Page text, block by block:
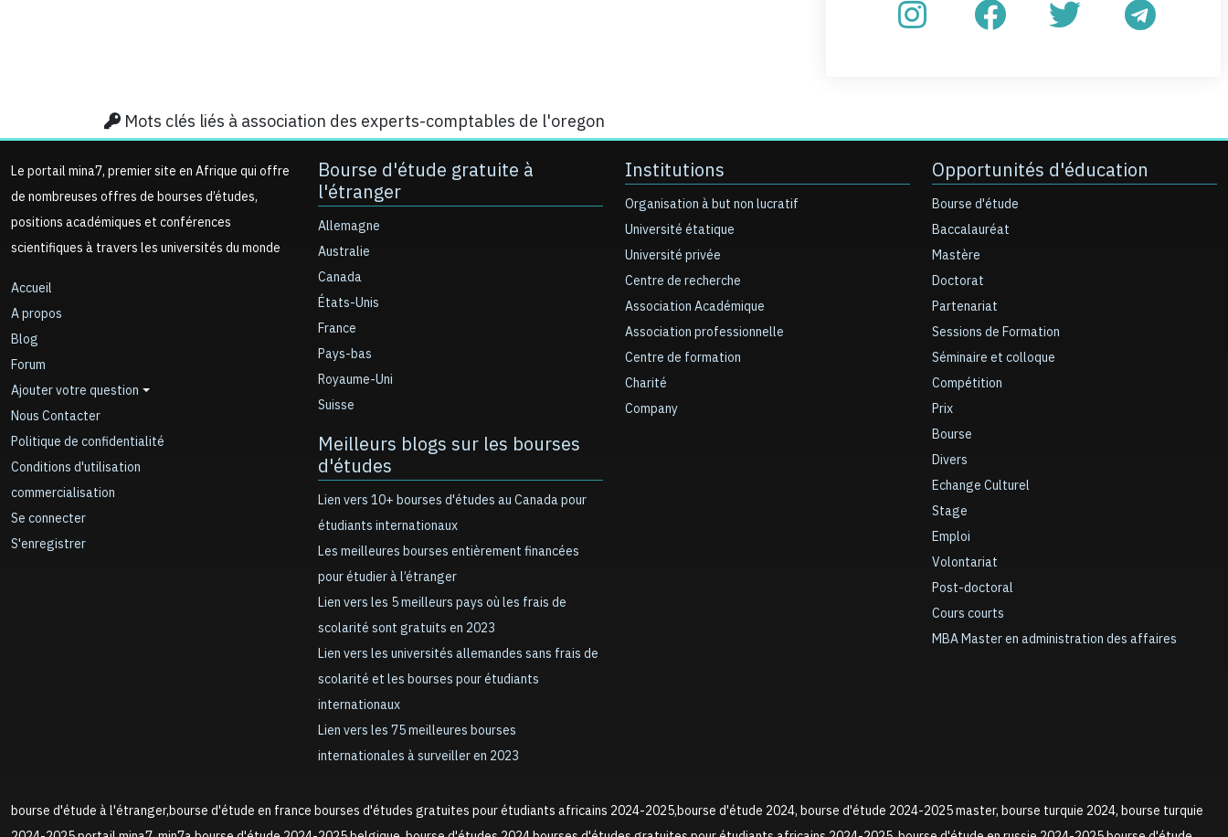
Mots clés liés à association des experts-comptables de l'oregon
Le portail mina7, premier site en Afrique qui offre
de nombreuses offres de bourses d’études,
positions académiques et conférences
scientifiques à travers les universités du monde
Accueil
A propos
Blog
Forum
Ajouter votre question
Nous Contacter
Politique de confidentialité
Conditions d'utilisation
commercialisation
Se connecter
S'enregistrer
Bourse d'étude gratuite à
l'étranger
Allemagne
Australie
Canada
États-Unis
France
Pays-bas
Royaume-Uni
Suisse
Meilleurs blogs sur les bourses
d'études
Lien vers 10+ bourses d'études au Canada pour
étudiants internationaux
Les meilleures bourses entièrement financées
pour étudier à l’étranger
Lien vers les 5 meilleurs pays où les frais de
scolarité sont gratuits en 2023
Lien vers les universités allemandes sans frais de
scolarité et les bourses pour étudiants
internationaux
Lien vers les 75 meilleures bourses
internationales à surveiller en 2023
Institutions
Organisation à but non lucratif
Université étatique
Université privée
Centre de recherche
Association Académique
Association professionnelle
Centre de formation
Charité
Company
Opportunités d'éducation
Bourse d'étude
Baccalauréat
Mastère
Doctorat
Partenariat
Sessions de Formation
Séminaire et colloque
Compétition
Prix
Bourse
Divers
Echange Culturel
Stage
Emploi
Volontariat
Post-doctoral
Cours courts
MBA Master en administration des affaires
bourse d'étude à l'étranger,bourse d'étude en france bourses d'études gratuites pour étudiants africains 2024-2025,bourse d'étude 2024, bourse d'étude 2024-2025 master, bourse turquie 2024, bourse turquie